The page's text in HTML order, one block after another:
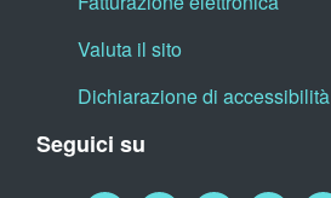
Valuta il sito
Dichiarazione di accessibilità
Seguici su